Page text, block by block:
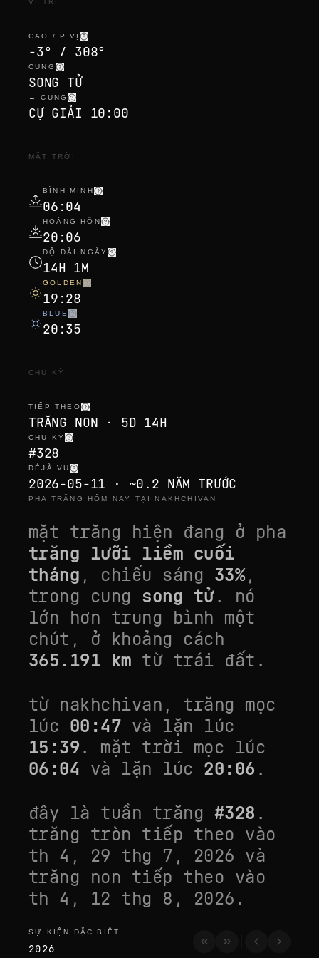
VỊ TRÍ
CAO / P.VỊ
-3° / 308°
CUNG
SONG TỬ
→ CUNG
CỰ GIẢI 10:00
MẶT TRỜI
BÌNH MINH
06:04
HOÀNG HÔN
20:06
ĐỘ DÀI NGÀY
14H 1M
GOLDEN
19:28
BLUE
20:35
CHU KỲ
TIẾP THEO
TRĂNG NON · 5D 14H
CHU KỲ
#328
DÉJÀ VU
2026-05-11 · ~0.2 NĂM TRƯỚC
PHA TRĂNG HÔM NAY TẠI NAKHCHIVAN
mặt trăng hiện đang ở pha
trăng lưỡi liềm cuối
tháng , chiếu sáng 33%,
trong cung song tử. nó
lớn hơn trung bình một
chút , ở khoảng cách
365.191 km từ trái đất.
từ nakhchivan , trăng mọc
lúc 00:47 và lặn lúc
15:39. mặt trời mọc lúc
06:04 và lặn lúc 20:06 .
đây là tuần trăng #328 .
trăng tròn tiếp theo vào
th 4, 29 thg 7, 2026 và
trăng non tiếp theo vào
th 4, 12 thg 8, 2026 .
sự kiện đặc biệt
SỰ KIỆN ĐẶC BIỆT
2026